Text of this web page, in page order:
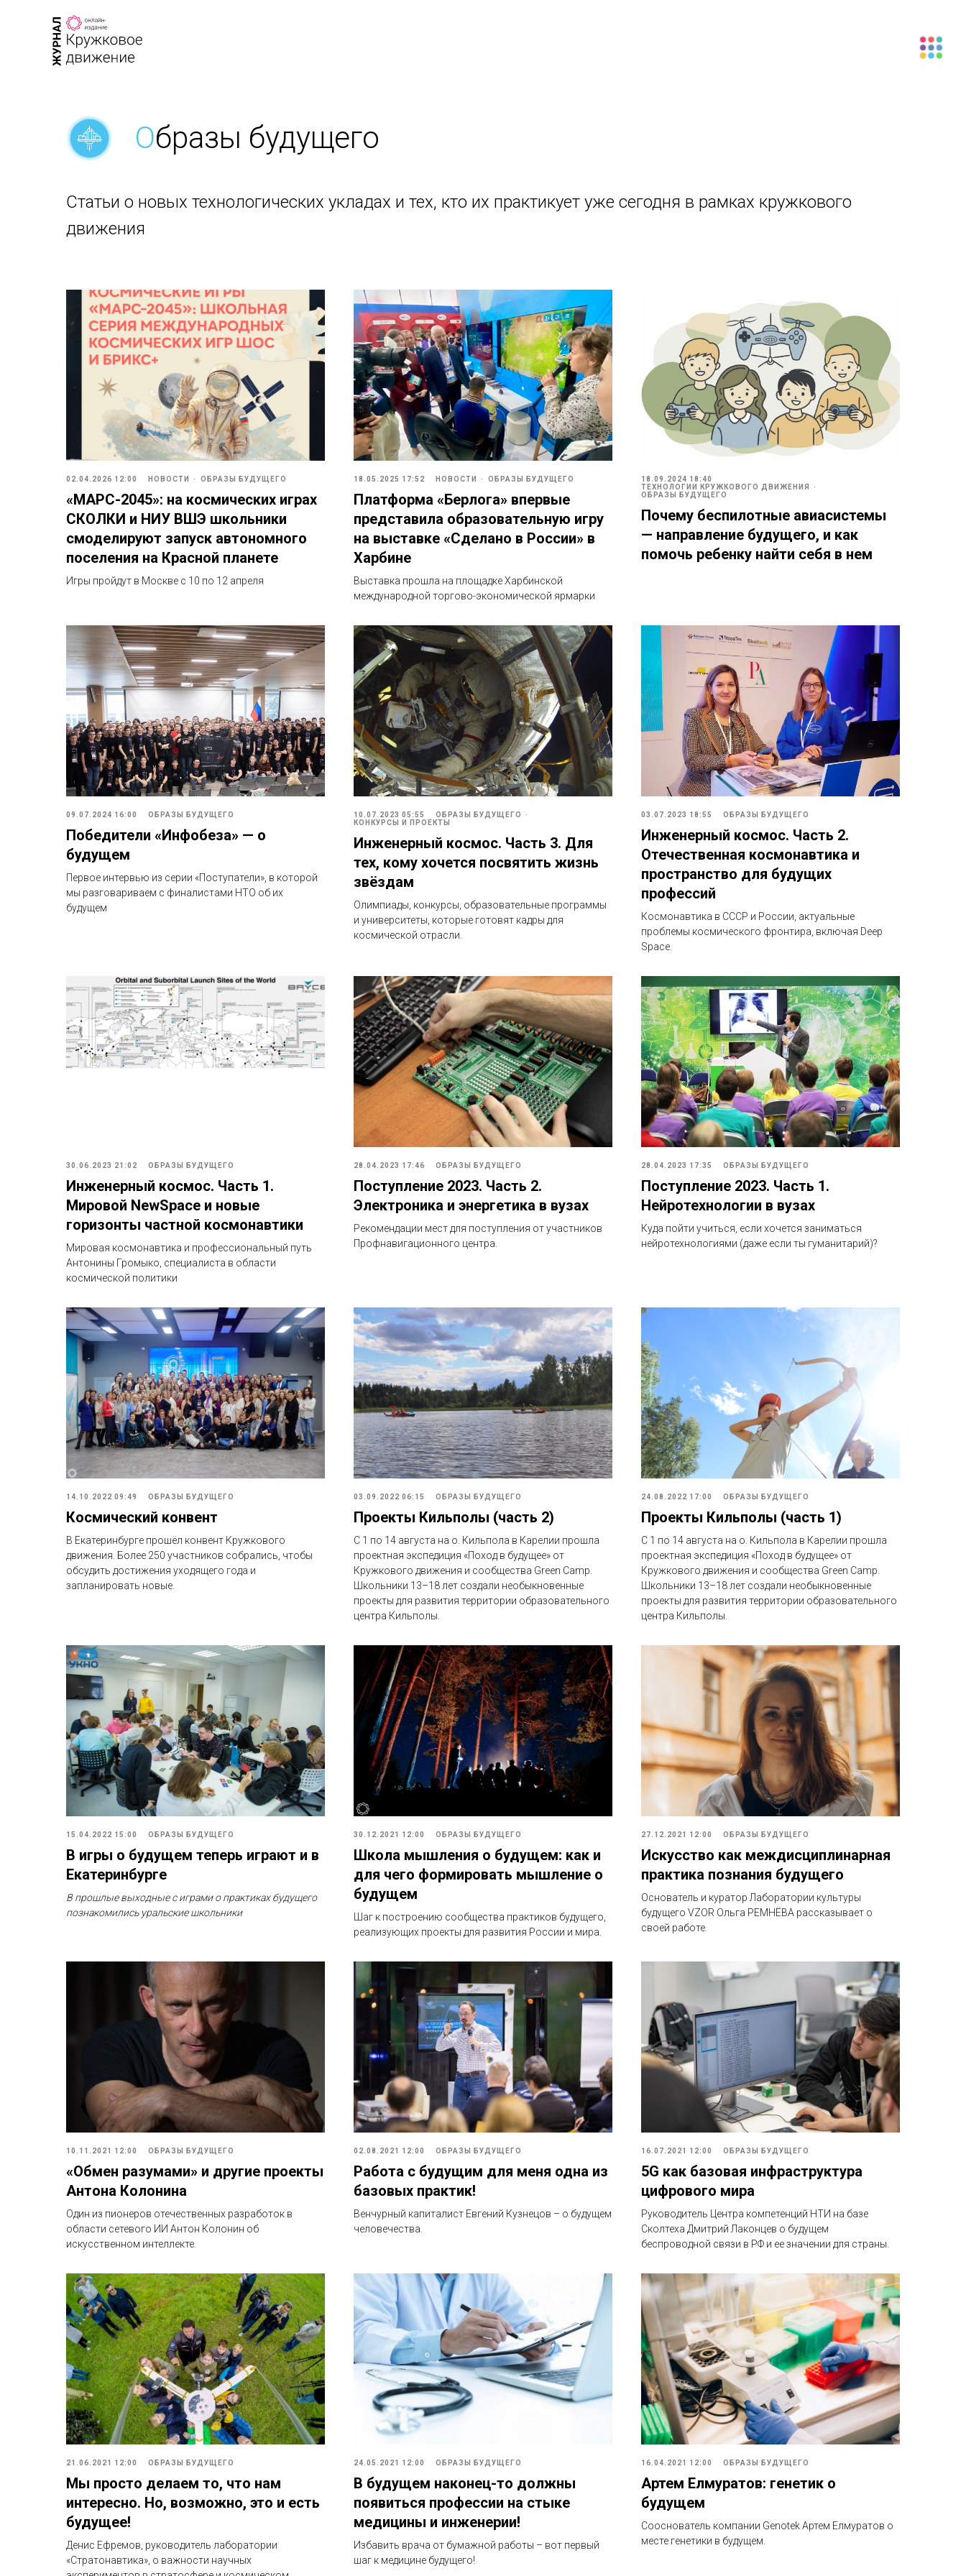
Образы будущего
Статьи о новых технологических укладах и тех, кто их практикует уже сегодня в рамках кружкового
движения
02.04.2026 12:00 НОВОСТИ ОБРАЗЫ БУДУЩЕГО
«МАРС-2045»: на космических играх
СКОЛКИ и НИУ ВШЭ школьники
смоделируют запуск автономного
поселения на Красной планете
Игры пройдут в Москве с 10 по 12 апреля
18.05.2025 17:52 НОВОСТИ ОБРАЗЫ БУДУЩЕГО
Платформа «Берлога» впервые
представила образовательную игру
на выставке «Сделано в России» в
Харбине
Выставка прошла на площадке Харбинской
международной торгово-экономической ярмарки
18.09.2024 18:40
ТЕХНОЛОГИИ КРУЖКОВОГО ДВИЖЕНИЯ
ОБРАЗЫ БУДУЩЕГО
Почему беспилотные авиасистемы
— направление будущего, и как
помочь ребенку найти себя в нем
09.07.2024 16:00 ОБРАЗЫ БУДУЩЕГО
Победители «Инфобеза» — о
будущем
Первое интервью из серии «Поступатели», в которой
мы разговариваем с финалистами НТО об их
будущем
10.07.2023 05:55
ОБРАЗЫ БУДУЩЕГО
КОНКУРСЫ И ПРОЕКТЫ
Инженерный космос. Часть 3. Для
тех, кому хочется посвятить жизнь
звёздам
Олимпиады, конкурсы, образовательные программы
и университеты, которые готовят кадры для
космической отрасли.
03.07.2023 18:55 ОБРАЗЫ БУДУЩЕГО
Инженерный космос. Часть 2.
Отечественная космонавтика и
пространство для будущих
профессий
Космонавтика в СССР и России, актуальные
проблемы космического фронтира, включая Deep
Space.
30.06.2023 21:02 ОБРАЗЫ БУДУЩЕГО
Инженерный космос. Часть 1.
Мировой NewSpace и новые
горизонты частной космонавтики
Мировая космонавтика и профессиональный путь
Антонины Громыко, специалиста в области
космической политики
28.04.2023 17:46 ОБРАЗЫ БУДУЩЕГО
Поступление 2023. Часть 2.
Электроника и энергетика в вузах
Рекомендации мест для поступления от участников
Профнавигационного центра.
28.04.2023 17:35 ОБРАЗЫ БУДУЩЕГО
Поступление 2023. Часть 1.
Нейротехнологии в вузах
Куда пойти учиться, если хочется заниматься
нейротехнологиями (даже если ты гуманитарий)?
14.10.2022 09:49 ОБРАЗЫ БУДУЩЕГО
Космический конвент
В Екатеринбурге прошёл конвент Кружкового
движения. Более 250 участников собрались, чтобы
обсудить достижения уходящего года и
запланировать новые.
03.09.2022 06:15 ОБРАЗЫ БУДУЩЕГО
Проекты Кильполы (часть 2)
С 1 по 14 августа на о. Кильпола в Карелии прошла
проектная экспедиция «Поход в будущее» от
Кружкового движения и сообщества Green Camp.
Школьники 13–18 лет создали необыкновенные
проекты для развития территории образовательного
центра Кильполы.
24.08.2022 17:00 ОБРАЗЫ БУДУЩЕГО
Проекты Кильполы (часть 1)
С 1 по 14 августа на о. Кильпола в Карелии прошла
проектная экспедиция «Поход в будущее» от
Кружкового движения и сообщества Green Camp.
Школьники 13–18 лет создали необыкновенные
проекты для развития территории образовательного
центра Кильполы.
15.04.2022 15:00 ОБРАЗЫ БУДУЩЕГО
В игры о будущем теперь играют и в
Екатеринбурге
В прошлые выходные с играми о практиках будущего
познакомились уральские школьники
30.12.2021 12:00 ОБРАЗЫ БУДУЩЕГО
Школа мышления о будущем: как и
для чего формировать мышление о
будущем
Шаг к построению сообщества практиков будущего,
реализующих проекты для развития России и мира.
27.12.2021 12:00 ОБРАЗЫ БУДУЩЕГО
Искусство как междисциплинарная
практика познания будущего
Основатель и куратор Лаборатории культуры
будущего VZOR Ольга РЕМНЁВА рассказывает о
своей работе.
10.11.2021 12:00 ОБРАЗЫ БУДУЩЕГО
«Обмен разумами» и другие проекты
Антона Колонина
Один из пионеров отечественных разработок в
области сетевого ИИ Антон Колонин об
искусственном интеллекте.
02.08.2021 12:00 ОБРАЗЫ БУДУЩЕГО
Работа с будущим для меня одна из
базовых практик!
Венчурный капиталист Евгений Кузнецов – о будущем
человечества.
16.07.2021 12:00 ОБРАЗЫ БУДУЩЕГО
5G как базовая инфраструктура
цифрового мира
Руководитель Центра компетенций НТИ на базе
Сколтеха Дмитрий Лаконцев о будущем
беспроводной связи в РФ и ее значении для страны.
21.06.2021 12:00 ОБРАЗЫ БУДУЩЕГО
Мы просто делаем то, что нам
интересно. Но, возможно, это и есть
будущее!
Денис Ефремов, руководитель лаборатории
«Стратонавтика», о важности научных
24.05.2021 12:00 ОБРАЗЫ БУДУЩЕГО
В будущем наконец-то должны
появиться профессии на стыке
медицины и инженерии!
Избавить врача от бумажной работы – вот первый
шаг к медицине будущего!
16.04.2021 12:00 ОБРАЗЫ БУДУЩЕГО
Артем Елмуратов: генетик о
будущем
Сооснователь компании Genotek Артем Елмуратов о
месте генетики в будущем.